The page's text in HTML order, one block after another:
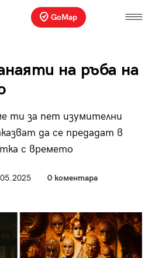
GoMap
на ръба на
ти за пет изумителни
да се предадат в
с времето
0 коментара